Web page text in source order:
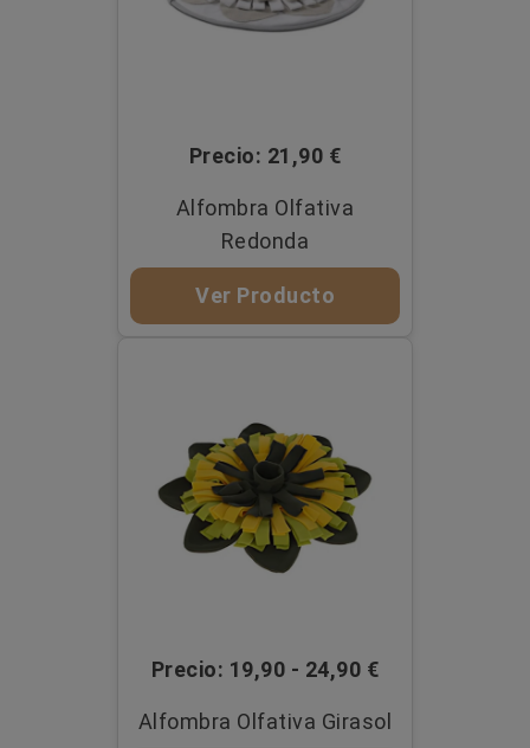
Precio: 21,90 €
Alfombra Olfativa
Redonda
Ver Producto
Precio: 19,90 - 24,90 €
Alfombra Olfativa Girasol